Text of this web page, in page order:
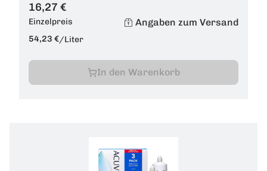
16,27 €
Einzelpreis
54,23 €/Liter
Angaben zum Versand
In den Warenkorb